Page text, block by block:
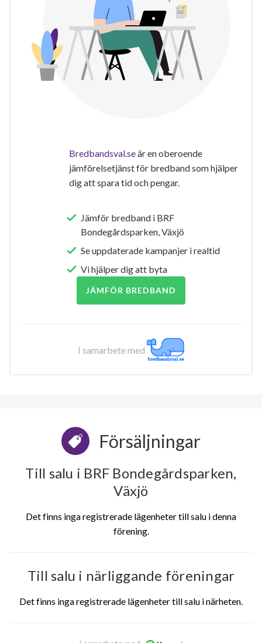
Bredbandsval.seär en oberoende
jämförelsetjänst för bredband som hjälper
dig att spara tid och pengar.
Jämför bredband i BRF
Bondegårdsparken, Växjö
Se uppdaterade kampanjer i realtid
Vi hjälper dig att byta
JÄMFÖR BREDBAND
I samarbete med
Försäljningar
Till salu i BRF Bondegårdsparken,
Växjö
Det finns inga registrerade lägenheter till salu i denna
förening.
Till salu i närliggande föreningar
Det finns inga registrerade lägenheter till salu i